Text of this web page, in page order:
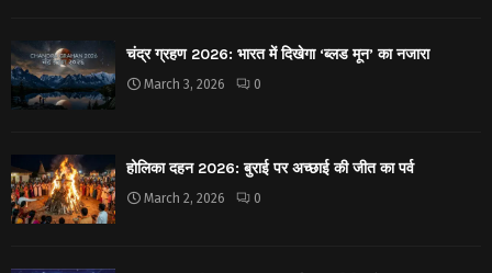
चंद्र ग्रहण 2026: भारत में दिखेगा ‘ब्लड मून’ का नजारा
March 3, 2026 0
होलिका दहन 2026: बुराई पर अच्छाई की जीत का पर्व
March 2, 2026 0